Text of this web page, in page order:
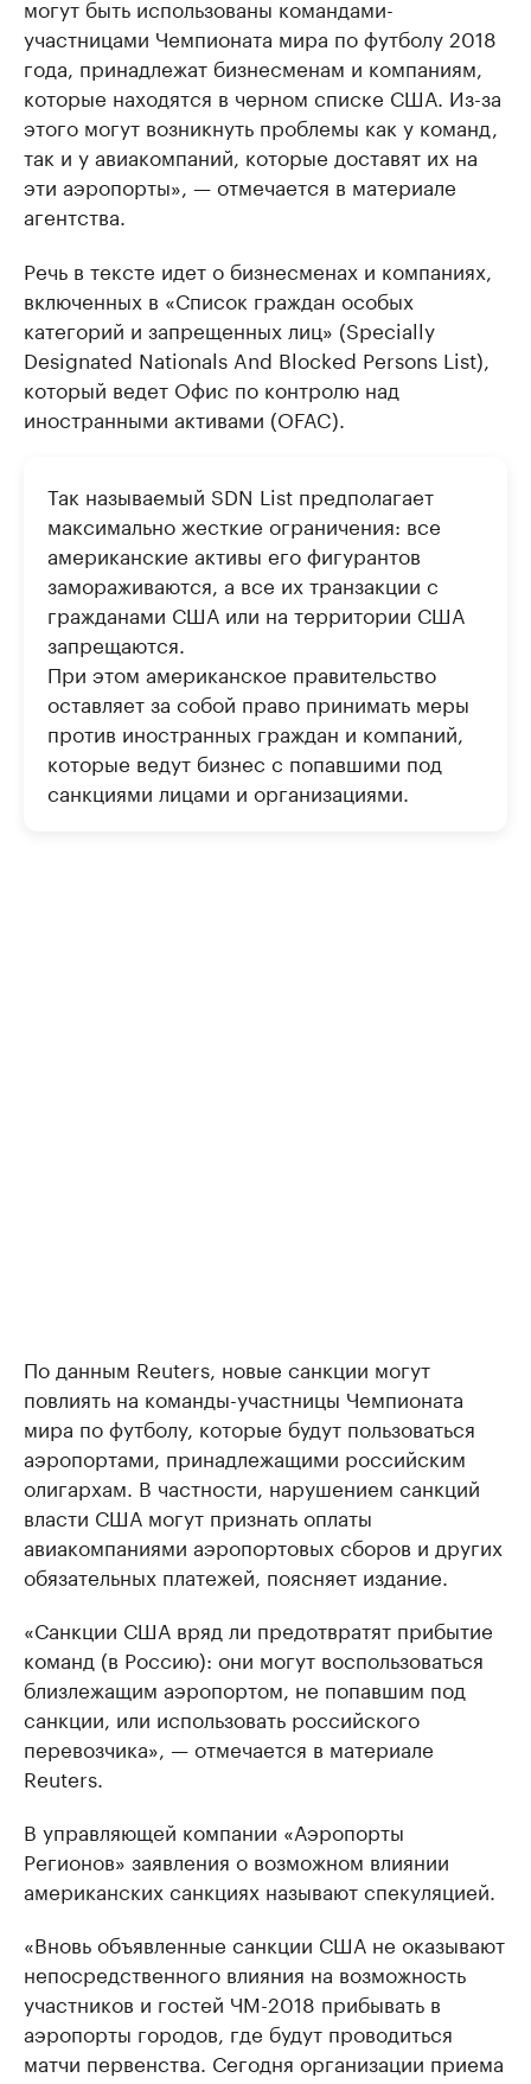
могут быть использованы командами-
участницами Чемпионата мира по футболу 2018
года, принадлежат бизнесменам и компаниям,
которые находятся в черном списке США. Из-за
этого могут возникнуть проблемы как у команд,
так и у авиакомпаний, которые доставят их на
эти аэропорты», — отмечается в материале
агентства.
Речь в тексте идет о бизнесменах и компаниях,
включенных в «Список граждан особых
категорий и запрещенных лиц» (Specially
Designated Nationals And Blocked Persons List),
который ведет Офис по контролю над
иностранными активами (OFAC).
Так называемый SDN List предполагает
максимально жесткие ограничения: все
американские активы его фигурантов
замораживаются, а все их транзакции с
гражданами США или на территории США
запрещаются.
При этом американское правительство
оставляет за собой право принимать меры
против иностранных граждан и компаний,
которые ведут бизнес с попавшими под
санкциями лицами и организациями.
По данным Reuters, новые санкции могут
повлиять на команды-участницы Чемпионата
мира по футболу, которые будут пользоваться
аэропортами, принадлежащими российским
олигархам. В частности, нарушением санкций
власти США могут признать оплаты
авиакомпаниями аэропортовых сборов и других
обязательных платежей, поясняет издание.
«Санкции США вряд ли предотвратят прибытие
команд (в Россию): они могут воспользоваться
близлежащим аэропортом, не попавшим под
санкции, или использовать российского
перевозчика», — отмечается в материале
Reuters.
В управляющей компании «Аэропорты
Регионов» заявления о возможном влиянии
американских санкциях называют спекуляцией.
«Вновь объявленные санкции США не оказывают
непосредственного влияния на возможность
участников и гостей ЧМ-2018 прибывать в
аэропорты городов, где будут проводиться
матчи первенства. Сегодня организации приема